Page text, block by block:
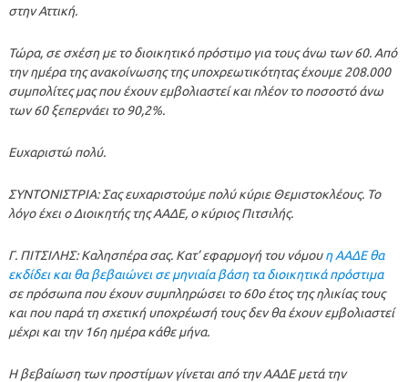
στην Αττική.
Τώρα, σε σχέση με το διοικητικό πρόστιμο για τους άνω των 60. Από
την ημέρα της ανακοίνωσης της υποχρεωτικότητας έχουμε 208.000
συμπολίτες μας που έχουν εμβολιαστεί και πλέον το ποσοστό άνω
των 60 ξεπερνάει το 90,2%.
Ευχαριστώ πολύ.
ΣΥΝΤΟΝΙΣΤΡΙΑ: Σας ευχαριστούμε πολύ κύριε Θεμιστοκλέους. Το
λόγο έχει ο Διοικητής της ΑΑΔΕ, ο κύριος Πιτσιλής.
Γ. ΠΙΤΣΙΛΗΣ: Καλησπέρα σας. Κατ’ εφαρμογή του νόμουη ΑΑΔΕ θα
εκδίδει και θα βεβαιώνει σε μηνιαία βάση τα διοικητικά πρόστιμα
σε πρόσωπα που έχουν συμπληρώσει το 60ο έτος της ηλικίας τους
και που παρά τη σχετική υποχρέωσή τους δεν θα έχουν εμβολιαστεί
μέχρι και την 16η ημέρα κάθε μήνα.
Η βεβαίωση των προστίμων γίνεται από την ΑΑΔΕ μετά την